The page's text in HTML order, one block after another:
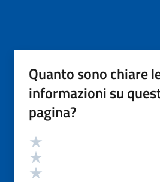
Quanto sono chiare
informazioni su
pagina?
Valutazione